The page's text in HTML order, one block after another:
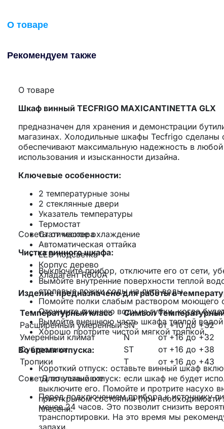
О товаре
Рекомендуем также
О товаре
Шкаф винный TECFRIGO MAXICANTINETTA GLX
предназначен для хранения и демонстрации
магазинах. Холодильные шкафы Tecfrigo сделаны
обеспечивают максимальную надежность в
использования и изысканности дизайна.
Ключевые особенности:
2 температурные зоны
2 стеклянные двери
Указатель температуры
Термостат
Статическое охлаждение
Автоматическая оттайка
LED подсветка
Корпус дерево
Хладагент R600A
Изделие предназначено для работы в
Температурный класс
Символ
Расширенный умеренный SN
от +10 до +32
Умеренный климат
N
от +16 до +32
Субтропики
ST
от +16 до +38
Тропики
T от +16 до +43
Советы от мастера
Чистка винного шкафа:
Выключите прибор, отключите его от сети,
Вымойте внутренние поверхности теплой
столовые ложки соды на литр воды.
Помойте полки слабым раствором моющего
Отожмите лишнюю воду из губки, когда
Вымойте внешнюю часть шкафа теплой
Хорошо протрите чистой мягкой тряпкой.
Во время отпуска:
Короткий отпуск: оставьте винный шкаф
Длительный отпуск: если шкаф не будет
выключите его. Помойте и протрите насухо
приоткрытом состоянии (при необходимости
плесени.
Советы по установке
Перед подключением прибора к источнику
менее 24 часов. Это позволит снизить
транспортировки. На это время мы
запахи.